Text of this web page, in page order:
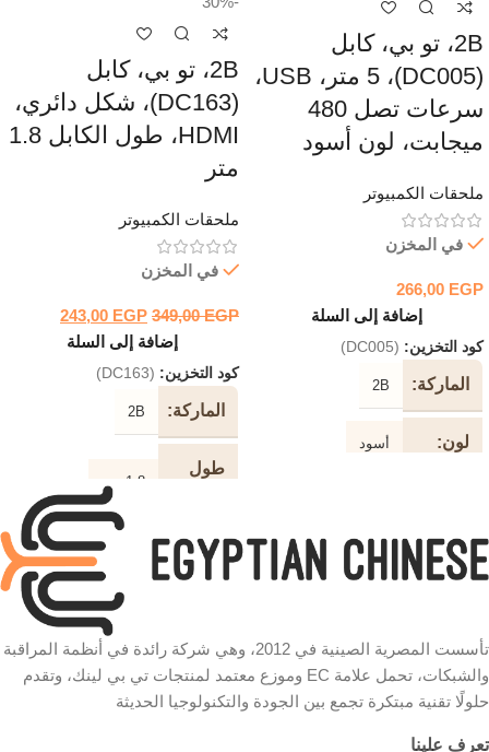
2B، تو بي، كابل
(DC005)، 5 متر، USB،
سرعات تصل 480
ميجابت، لون أسود
ملحقات الكمبيوتر
في المخزن
266,00 EGP
إضافة إلى السلة
كود التخزين: (DC005)
الماركة 2B
لون أسود
5 متر تمديد نوع الكابل
480 ميجابت في الثانية
2B، تو بي، كابل
(DC163)، شكل دائري،
HDMI، طول الكابل 1.8
متر
ملحقات الكمبيوتر
في المخزن
349,00EGP
243,00 EGP
إضافة إلى السلة
كود التخزين: (DC163)
الماركة 2B
طول
1.8 متر
لون
الكابل
الكابل
HDMI
دقة
تأسست المصرية الصينية في 2012، وهي شركة رائدة في أنظمة المراقبة
والشبكات، تحمل علامة EC وموزع معتمد لمنتجات تي بي لينك، وتقدم
حلولًا تقنية مبتكرة تجمع بين الجودة والتكنولوجيا الحديثة
تعرف علينا